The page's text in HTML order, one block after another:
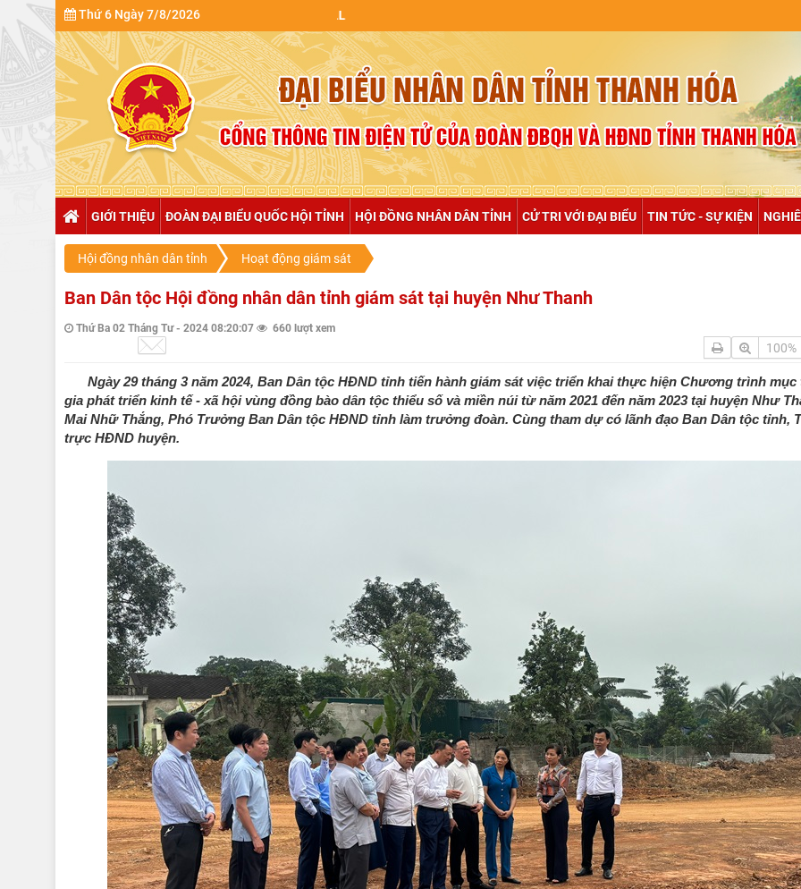
Thứ 6 Ngày 7/8/2026
GIỚI THIỆU ĐOÀN ĐẠI BIỂU QUỐC HỘI TỈNH HỘI ĐỒNG NHÂN DÂN TỈNH CỬ TRI VỚI ĐẠI BIỂU TIN TỨC - SỰ KIỆN
Hội đồng nhân dân tỉnh Hoạt động giám sát
Ban Dân tộc Hội đồng nhân dân tỉnh giám sát tại huyện Như Thanh
Thứ Ba 02 Tháng Tư - 2024 08:20:07 660 lượt xem
100%
Ngày 29 tháng 3 năm 2024, Ban Dân tộc HĐND tỉnh tiến hành giám sát việc triển khai thực hiện Chương trình mục
gia phát triển kinh tế - xã hội vùng đồng bào dân tộc thiểu số và miền núi từ năm 2021 đến năm 2023 tại huyện Như
Mai Nhữ Thắng, Phó Trưởng Ban Dân tộc HĐND tỉnh làm trưởng đoàn. Cùng tham dự có lãnh đạo Ban Dân tộc tỉnh,
trực HĐND huyện.